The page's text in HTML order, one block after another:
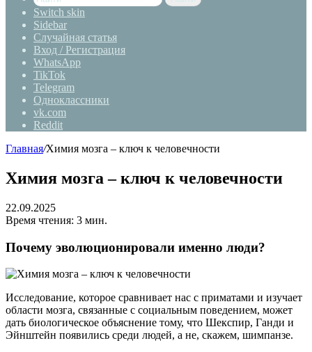
Switch skin
Sidebar
Случайная статья
Вход / Регистрация
WhatsApp
TikTok
Telegram
Одноклассники
vk.com
Reddit
Главная/Химия мозга – ключ к человечности
Химия мозга – ключ к человечности
22.09.2025
Время чтения: 3 мин.
Почему эволюционировали именно люди?
Исследование, которое сравнивает нас с приматами и изучает
области мозга, связанные с социальным поведением, может
дать биологическое объяснение тому, что Шекспир, Ганди и
Эйнштейн появились среди людей, а не, скажем, шимпанзе.